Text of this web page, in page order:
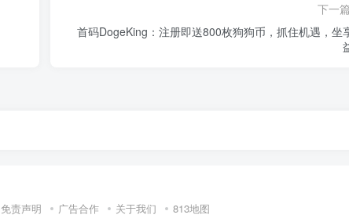
下一
首码DogeKing：注册即送800枚狗狗币，抓住机遇，坐
免责声明 广告合作 关于我们 813地图